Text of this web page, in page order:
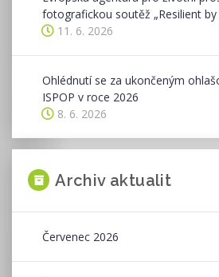
fotografickou soutěž „Resilient
11. 6. 2026
Ohlédnutí se za ukončeným
ISPOP v roce 2026
8. 6. 2026
Archiv aktualit
Červenec 2026